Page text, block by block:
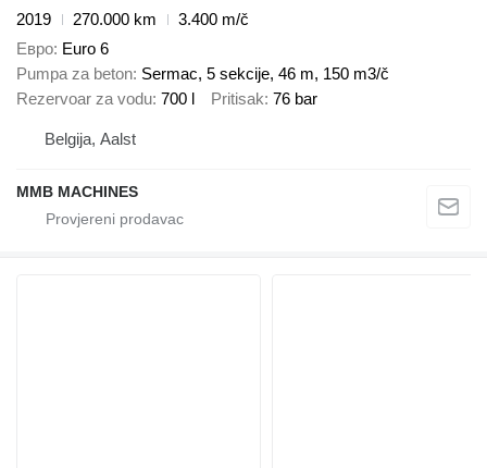
2019
270.000 km
3.400 m/č
Евро Euro 6
Pumpa za beton Sermac, 5 sekcije, 46 m, 150 m3/č
Rezervoar za vodu 700 l Pritisak 76 bar
Belgija, Aalst
MMB MACHINES